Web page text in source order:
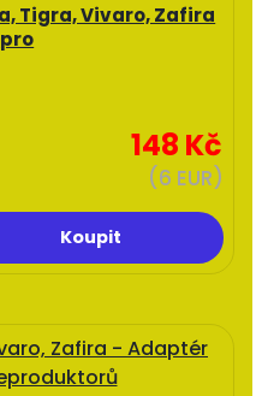
Tigra, Vivaro, Zafira
148 Kč
(6 EUR)